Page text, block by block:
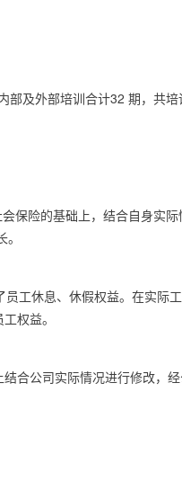
部及外部培训合计32 期，共培
保险的基础上，结合自身实
工休息、休假权益。在实际
权益。
合公司实际情况进行修改，